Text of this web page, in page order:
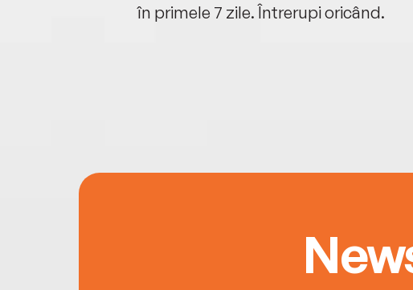
în primele 7 zile. Întrerupi oricând.